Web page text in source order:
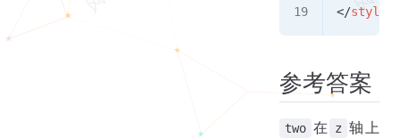
</style
参考答案
two 在 z 轴上